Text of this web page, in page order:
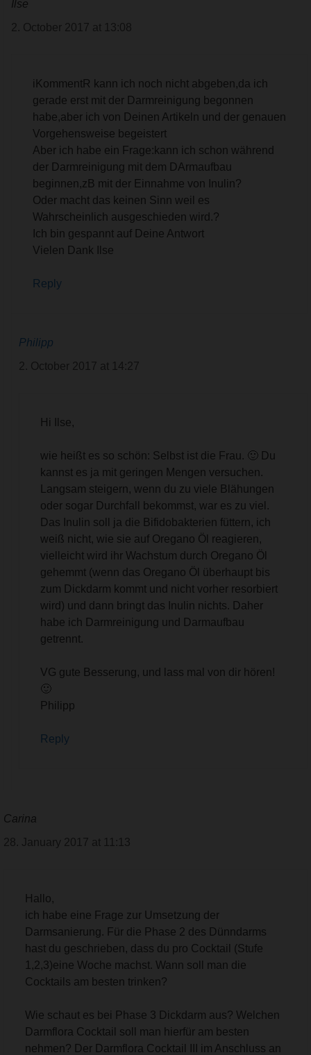
Ilse
2. October 2017 at 13:08
iKommentR kann ich noch nicht abgeben,da ich
gerade erst mit der Darmreinigung begonnen
habe,aber ich von Deinen Artikeln und der genauen
Vorgehensweise begeistert
Aber ich habe ein Frage:kann ich schon während
der Darmreinigung mit dem DArmaufbau
beginnen,zB mit der Einnahme von Inulin?
Oder macht das keinen Sinn weil es
Wahrscheinlich ausgeschieden wird.?
Ich bin gespannt auf Deine Antwort
Vielen Dank Ilse
Reply
Philipp
2. October 2017 at 14:27
Hi Ilse,
wie heißt es so schön: Selbst ist die Frau. 🙂 Du
kannst es ja mit geringen Mengen versuchen.
Langsam steigern, wenn du zu viele Blähungen
oder sogar Durchfall bekommst, war es zu viel.
Das Inulin soll ja die Bifidobakterien füttern, ich
weiß nicht, wie sie auf Oregano Öl reagieren,
vielleicht wird ihr Wachstum durch Oregano Öl
gehemmt (wenn das Oregano Öl überhaupt bis
zum Dickdarm kommt und nicht vorher resorbiert
wird) und dann bringt das Inulin nichts. Daher
habe ich Darmreinigung und Darmaufbau
getrennt.
VG gute Besserung, und lass mal von dir hören!
🙂
Philipp
Reply
Carina
28. January 2017 at 11:13
Hallo,
ich habe eine Frage zur Umsetzung der
Darmsanierung. Für die Phase 2 des Dünndarms
hast du geschrieben, dass du pro Cocktail (Stufe
1,2,3)eine Woche machst. Wann soll man die
Cocktails am besten trinken?
Wie schaut es bei Phase 3 Dickdarm aus? Welchen
Darmflora Cocktail soll man hierfür am besten
nehmen? Der Darmflora Cocktail III im Anschluss an